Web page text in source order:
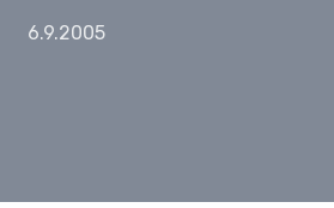
6.9.2005